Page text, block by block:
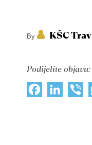
By KŠC
Podijelite objavu:
Facebook